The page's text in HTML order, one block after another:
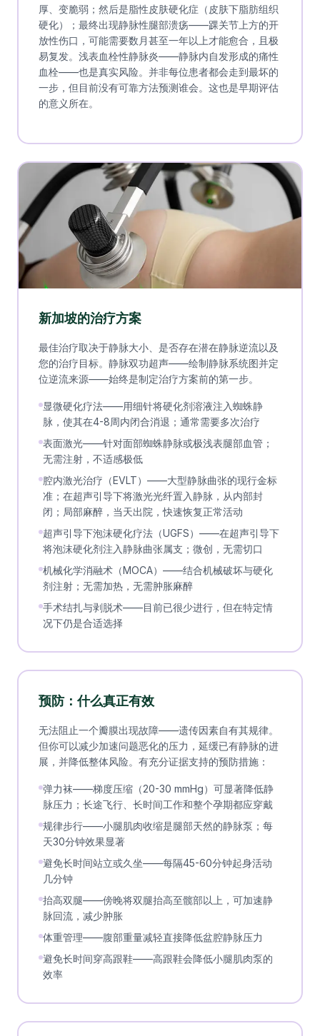
厚、变脆弱；然后是脂性皮肤硬化症（皮肤下脂肪组织
硬化）；最终出现静脉性腿部溃疡——踝关节上方的开
放性伤口，可能需要数月甚至一年以上才能愈合，且极
易复发。浅表血栓性静脉炎——静脉内自发形成的痛性
血栓——也是真实风险。并非每位患者都会走到最坏的
一步，但目前没有可靠方法预测谁会。这也是早期评估
的意义所在。
新加坡的治疗方案
最佳治疗取决于静脉大小、是否存在潜在静脉逆流以及
您的治疗目标。静脉双功超声——绘制静脉系统图并定
位逆流来源——始终是制定治疗方案前的第一步。
显微硬化疗法——用细针将硬化剂溶液注入蜘蛛静
脉，使其在4-8周内闭合消退；通常需要多次治疗
表面激光——针对面部蜘蛛静脉或极浅表腿部血管；
无需注射，不适感极低
腔内激光治疗（EVLT）——大型静脉曲张的现行金标
准；在超声引导下将激光光纤置入静脉，从内部封
闭；局部麻醉，当天出院，快速恢复正常活动
超声引导下泡沫硬化疗法（UGFS）——在超声引导下
将泡沫硬化剂注入静脉曲张属支；微创，无需切口
机械化学消融术（MOCA）——结合机械破坏与硬化
剂注射；无需加热，无需肿胀麻醉
手术结扎与剥脱术——目前已很少进行，但在特定情
况下仍是合适选择
预防：什么真正有效
无法阻止一个瓣膜出现故障——遗传因素自有其规律。
但你可以减少加速问题恶化的压力，延缓已有静脉的进
展，并降低整体风险。有充分证据支持的预防措施：
弹力袜——梯度压缩（20-30 mmHg）可显著降低静
脉压力；长途飞行、长时间工作和整个孕期都应穿戴
规律步行——小腿肌肉收缩是腿部天然的静脉泵；每
天30分钟效果显著
避免长时间站立或久坐——每隔45-60分钟起身活动
几分钟
抬高双腿——傍晚将双腿抬高至髋部以上，可加速静
脉回流，减少肿胀
体重管理——腹部重量减轻直接降低盆腔静脉压力
避免长时间穿高跟鞋——高跟鞋会降低小腿肌肉泵的
效率